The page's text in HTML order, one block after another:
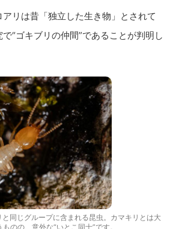
リは昔「独立した生き物」とされて
“ゴキブリの仲間”であることが判明し
同じグループに含まれる昆虫。カマキリとは大
のの、意外な“いとこ同士”です。